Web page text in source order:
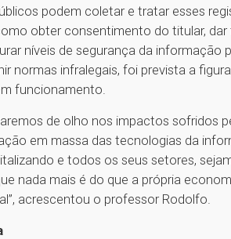
podem coletar e tratar esses
obter consentimento do titular,
níveis de segurança da informação
normas infralegais, foi prevista a
funcionamento.
de olho nos impactos sofridos
em massa das tecnologias da
e todos os seus setores,
nada mais é do que a própria
acrescentou o professor